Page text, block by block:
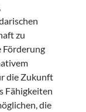
zu
Förderung
die Zukunft
Fähigkeiten
die